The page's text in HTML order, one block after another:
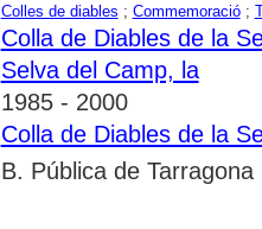
Colles de diables ; Commemoració;
Colla de Diables de la
Selva del Camp, la
1985 - 2000
Colla de Diables de la
B. Pública de Tarragona